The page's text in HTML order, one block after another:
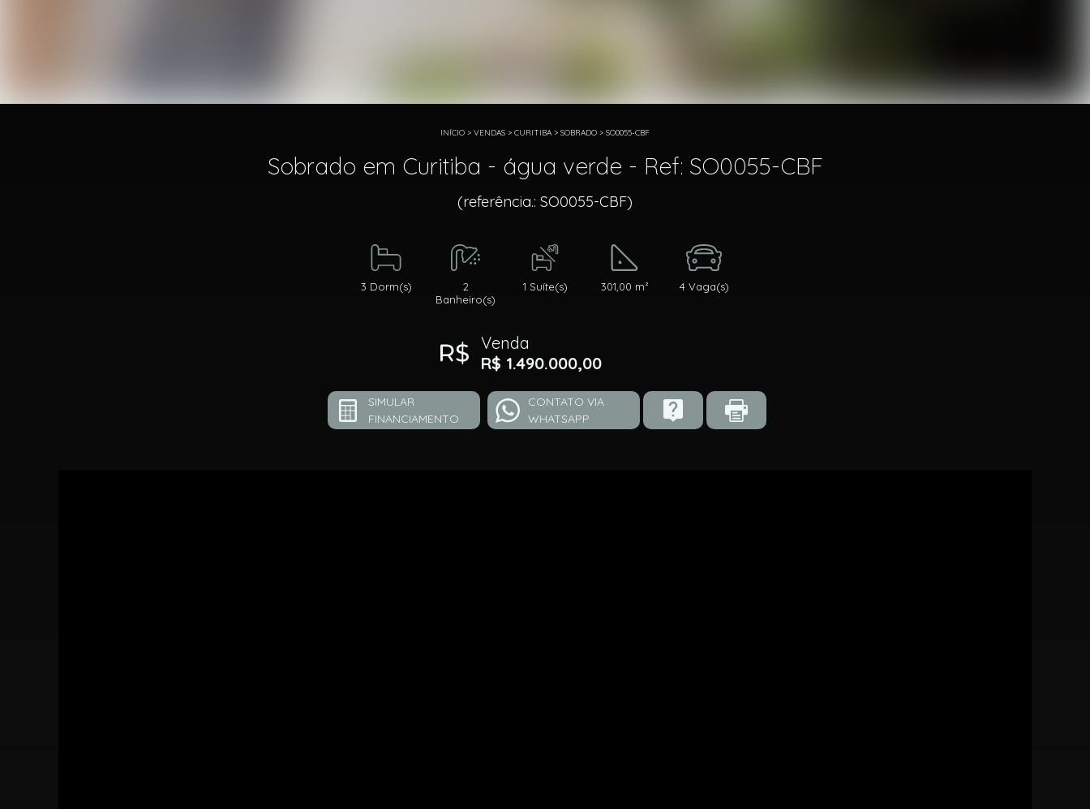
INÍCIO > VENDAS > CURITIBA > SOBRADO > SO0055-CBF
Sobrado em Curitiba - água verde - Ref: SO0055-CBF
(referência.: SO0055-CBF)
3 Dorm(s)
2
Banheiro(s)
1 Suíte(s) 301,00 m² 4 Vaga(s)
Venda
R$ 1.490.000,00
SIMULAR
FINANCIAMENTO
CONTATO VIA
WHATSAPP